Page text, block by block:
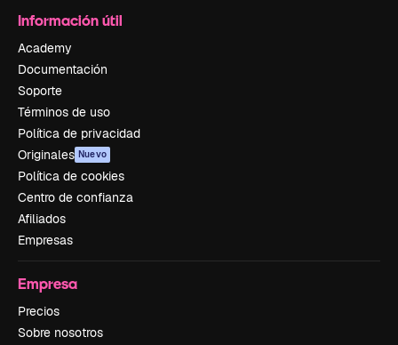
Información útil
Academy
Documentación
Soporte
Términos de uso
Política de privacidad
Originales Nuevo
Política de cookies
Centro de confianza
Afiliados
Empresas
Empresa
Precios
Sobre nosotros